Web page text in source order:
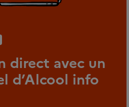
direct avec un
d’Alcool info